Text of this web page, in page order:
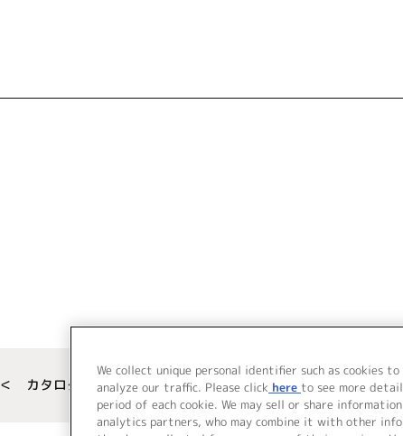
＜ カタログサイト トップページへ
We collect unique personal identifier such as cookies
analyze our traffic. Please click here to see more
period of each cookie. We may sell or share
analytics partners, who may combine it with other